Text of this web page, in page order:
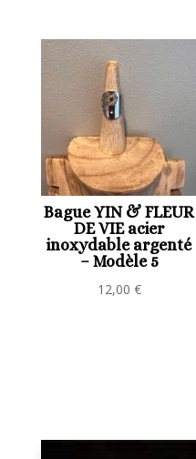
Bague YIN & FLEUR
DE VIE acier
inoxydable argenté
– Modèle 5
12,00 €